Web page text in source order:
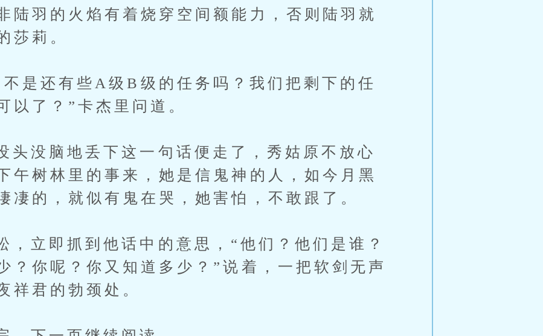
陆羽的火焰有着烧穿空间额能力，否则陆羽就
莎莉。
还有些A级B级的任务吗？我们把剩下的任
以了？”卡杰里问道。
脑地丢下这一句话便走了，秀姑原不放心
午树林里的事来，她是信鬼神的人，如今月黑
凄的，就似有鬼在哭，她害怕，不敢跟了。
即抓到他话中的意思，“他们？他们是谁？
？你呢？你又知道多少？”说着，一把软剑无声
祥君的勃颈处。